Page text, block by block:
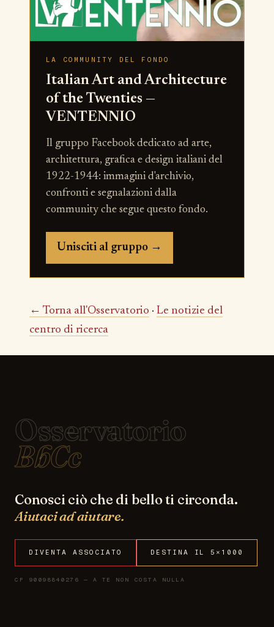
LA COMMUNITY DEL FONDO
Italian Art and Architecture
of the Twenties —
VENTENNIO
Il gruppo Facebook dedicato ad arte,
architettura, grafica e design italiani del
1922-1944: immagini d'archivio,
confronti e segnalazioni dalla
community che segue questo fondo.
Unisciti al gruppo →
← Torna all'Osservatorio · Le notizie del
centro di ricerca
Osservatorio
BbCc
Conosci ciò che di bello ti circonda.
Aiutaci ad aiutare.
DIVENTA ASSOCIATO DESTINA IL 5×1000
CF 90098840276 — A TE NON COSTA NULLA